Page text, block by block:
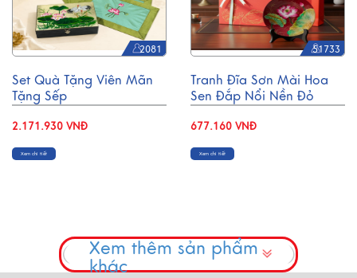
2081
Set Quà Tặng Viên Mãn
Tặng Sếp
2.171.930 VNĐ
Xem chi tiết
51733
Tranh Đĩa Sơn Mài Hoa
Sen Đắp Nổi Nền Đỏ
677.160 VNĐ
Xem chi tiết
Xem thêm sản phẩm
khác